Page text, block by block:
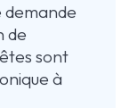
demande
de
sont
à